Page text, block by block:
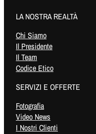
LA NOSTRA REALTÀ
Chi Siamo
Il Presidente
Il Team
Codice Etico
SERVIZI E OFFERTE
Fotografia
Video News
I Nostri Clienti